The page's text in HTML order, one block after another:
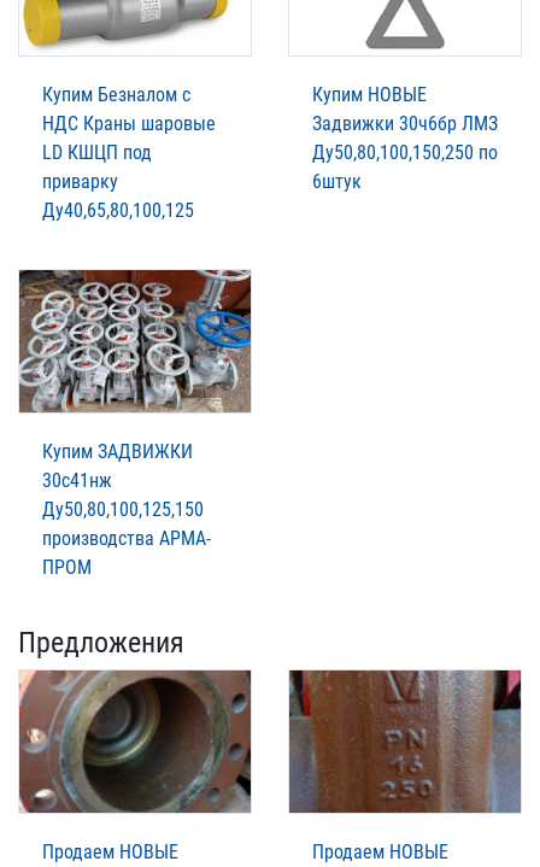
Купим Безналом с
НДС Краны шаровые
LD КШЦП под
приварку
Ду40,65,80,100,125
Купим НОВЫЕ
Задвижки 30ч6бр ЛМЗ
Ду50,80,100,150,250 по
6штук
Купим ЗАДВИЖКИ
30с41нж
Ду50,80,100,125,150
производства АРМА-
ПРОМ
Предложения
Продаем НОВЫЕ
Продаем НОВЫЕ